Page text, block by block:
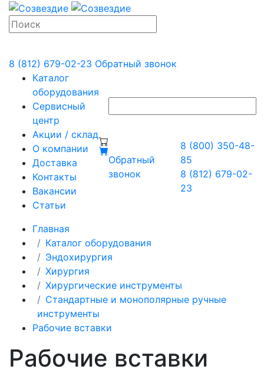
8 (812) 679-02-23 Обратный звонок
Каталог
оборудования
Сервисный
центр
Акции / склад
О компании
Доставка
Контакты
Вакансии
Статьи
Обратный
звонок
8 (800) 350-48-
85
8 (812) 679-02-
23
Главная
Каталог оборудования
Эндохирургия
Хирургия
Хирургические инструменты
Стандартные и монополярные ручные
инструменты
Рабочие вставки
Рабочие вставки